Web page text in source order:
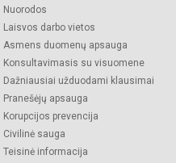
Nuorodos
Laisvos darbo vietos
Asmens duomenų apsauga
Konsultavimasis su visuomene
Dažniausiai užduodami klausimai
Pranešėjų apsauga
Korupcijos prevencija
Civilinė sauga
Teisinė informacija